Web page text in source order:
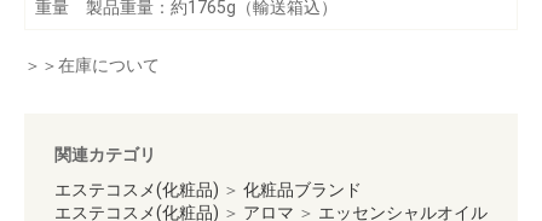
重量 製品重量：約1765g（輸送箱込）
＞＞在庫について
関連カテゴリ
エステコスメ(化粧品) ＞ 化粧品ブランド
エステコスメ(化粧品) ＞ アロマ ＞ エッセンシャルオイル